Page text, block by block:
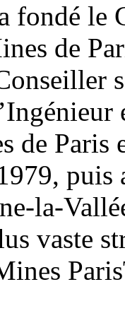
fondé le
de
de Paris
la-
vaste